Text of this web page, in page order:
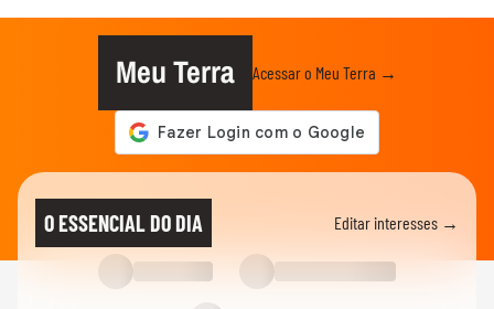
Meu Terra Acessar o Meu Terra →
O ESSENCIAL DO DIA Editar interesses →